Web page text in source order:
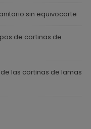
sin equivocarte
de cortinas de
las cortinas de lamas